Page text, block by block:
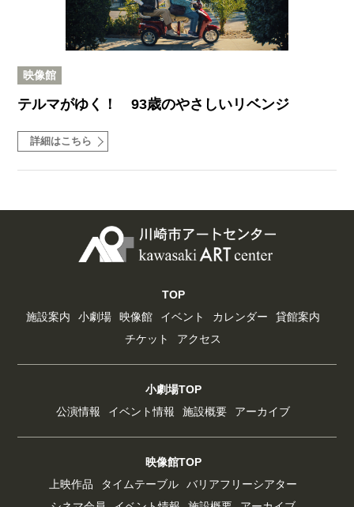
映像館
テルマがゆく！ 93歳のやさしいリベンジ
詳細はこちら
TOP
施設案内
小劇場 映像館 イベント カレンダー
貸館案内
チケット
アクセス
小劇場TOP
公演情報
イベント情報 施設概要 アーカイブ
映像館TOP
上映作品
タイムテーブル
バリアフリーシアター